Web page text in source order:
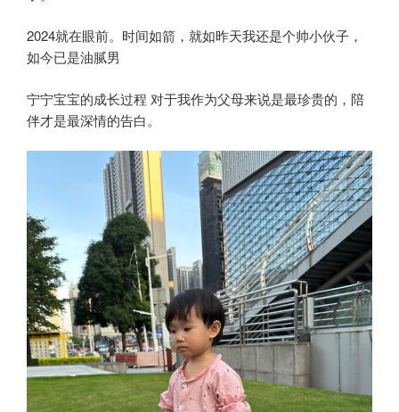
2024就在眼前。时间如箭，就如昨天我还是个帅小伙子，
如今已是油腻男
宁宁宝宝的成长过程 对于我作为父母来说是最珍贵的，陪
伴才是最深情的告白。